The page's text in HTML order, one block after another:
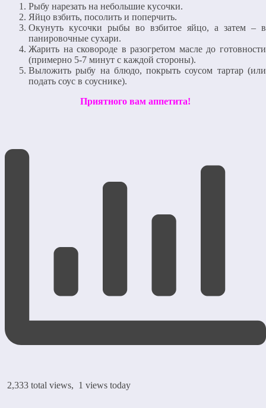
Рыбу нарезать на небольшие кусочки.
Яйцо взбить, посолить и поперчить.
Окунуть кусочки рыбы во взбитое яйцо, а затем – в
панировочные сухари.
Жарить на сковороде в разогретом масле до готовности
(примерно 5-7 минут с каждой стороны).
Выложить рыбу на блюдо, покрыть соусом тартар (или
подать соус в соуснике).
Приятного вам аппетита!
2,333 total views, 1 views today